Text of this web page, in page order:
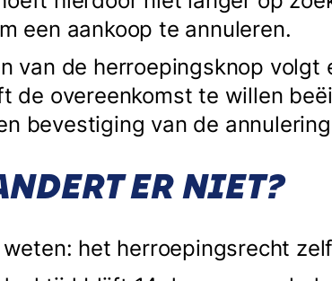
een aankoop te annuleren.
van de herroepingsknop
de overeenkomst te willen
bevestiging van de
ER NIET?
het herroepingsrecht